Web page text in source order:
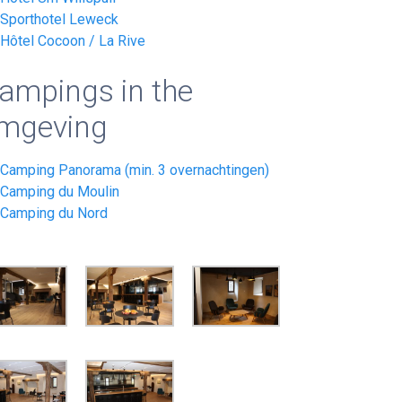
Sporthotel Leweck
Hôtel Cocoon / La Rive
in the
Camping Panorama (min. 3 overnachtingen)
Camping du Moulin
Camping du Nord